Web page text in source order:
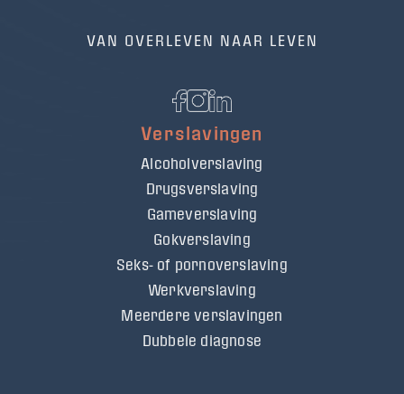
VAN OVERLEVEN NAAR LEVEN
Verslavingen
Alcoholverslaving
Drugsverslaving
Gameverslaving
Gokverslaving
Seks- of pornoverslaving
Werkverslaving
Meerdere verslavingen
Dubbele diagnose